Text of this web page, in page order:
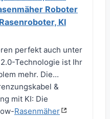
Roboter
KI
perfekt auch unter
Technologie ist Ihr
mehr. Die...
&
mit KI: Die
Rasenmäher